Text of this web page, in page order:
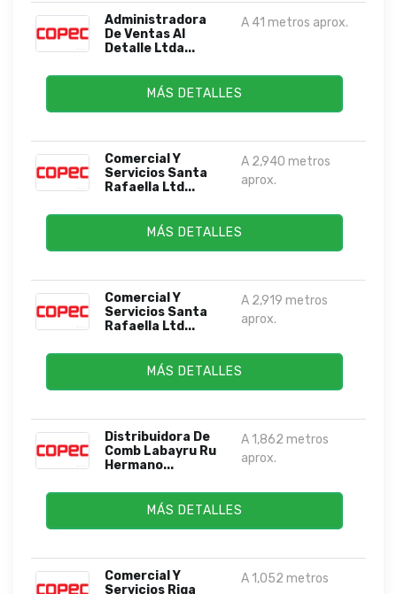
Administradora
De Ventas Al
Detalle Ltda...
A 41 metros aprox.
MÁS DETALLES
Comercial Y
Servicios Santa
Rafaella Ltd...
A 2,940 metros
aprox.
MÁS DETALLES
Comercial Y
Servicios Santa
Rafaella Ltd...
A 2,919 metros
aprox.
MÁS DETALLES
Distribuidora De
Comb Labayru Ru
Hermano...
A 1,862 metros
aprox.
MÁS DETALLES
Comercial Y
Servicios Riga
A 1,052 metros